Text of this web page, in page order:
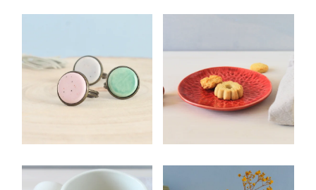
CACHE POT A
Casa
TAZZA MUG
FIORELLINI
Ceramiche per la
Tavola
ANELLO
RETRÒ IN
PIATTINO IN
CERAMICA